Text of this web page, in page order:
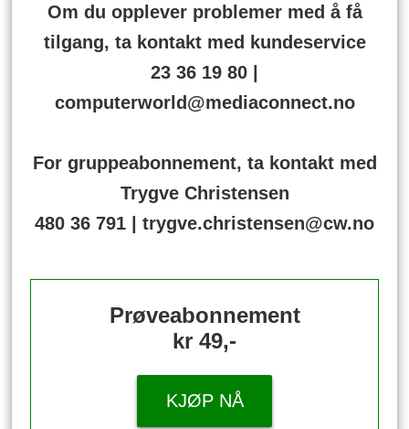
Om du opplever problemer med å få
tilgang, ta kontakt med kundeservice
23 36 19 80 |
computerworld@mediaconnect.no
For gruppeabonnement, ta kontakt med
Trygve Christensen
480 36 791 | trygve.christensen@cw.no
Prøveabonnement
kr 49,-
KJØP NÅ